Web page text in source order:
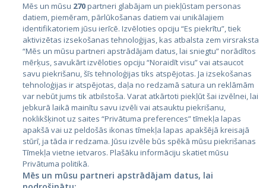
Valstis
Igaunija
Latvija
Lietuva
Mēs un mūsu 270partneri glabājam un piekļūstam personas
datiem, piemēram, pārlūkošanas datiem vai unikālajiem
identifikatoriem jūsu ierīcē. Izvēloties opciju “Es piekrītu”, tiek
aktivizētas izsekošanas tehnoloģijas, kas atbalsta zem virsraksta
“Mēs un mūsu partneri apstrādājam datus, lai sniegtu” norādītos
mērķus, savukārt izvēloties opciju “Noraidīt visu” vai atsaucot
savu piekrišanu, šīs tehnoloģijas tiks atspējotas. Ja izsekošanas
tehnoloģijas ir atspējotas, daļa no redzamā satura un reklāmām
var nebūt jums tik atbilstoša. Varat atkārtoti piekļūt šai izvēlnei, lai
jebkurā laikā mainītu savu izvēli vai atsauktu piekrišanu,
noklikšķinot uz saites “Privātuma preferences” tīmekļa lapas
apakšā vai uz peldošās ikonas tīmekļa lapas apakšējā kreisajā
stūrī, ja tāda ir redzama. Jūsu izvēle būs spēkā mūsu piekrišanas
Tīmekļa vietne ietvaros. Plašāku informāciju skatiet mūsu
Privātuma politikā.
Mēs un mūsu partneri apstrādājam datus, lai